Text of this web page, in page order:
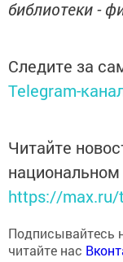
библиотеки -
Следите за
Telegram-
Читайте
https://max.ru/
Подписывайтесь
читайте нас